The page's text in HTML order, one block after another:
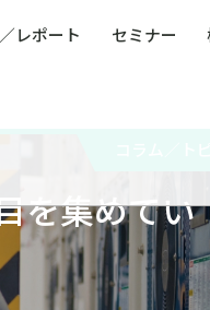
レポート セミナー
BCP／
安全文化
危機管理
海外
を集めてい